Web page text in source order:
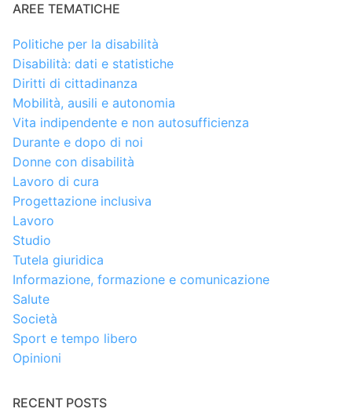
AREE TEMATICHE
Politiche per la disabilità
Disabilità: dati e statistiche
Diritti di cittadinanza
Mobilità, ausili e autonomia
Vita indipendente e non autosufficienza
Durante e dopo di noi
Donne con disabilità
Lavoro di cura
Progettazione inclusiva
Lavoro
Studio
Tutela giuridica
Informazione, formazione e comunicazione
Salute
Società
Sport e tempo libero
Opinioni
RECENT POSTS